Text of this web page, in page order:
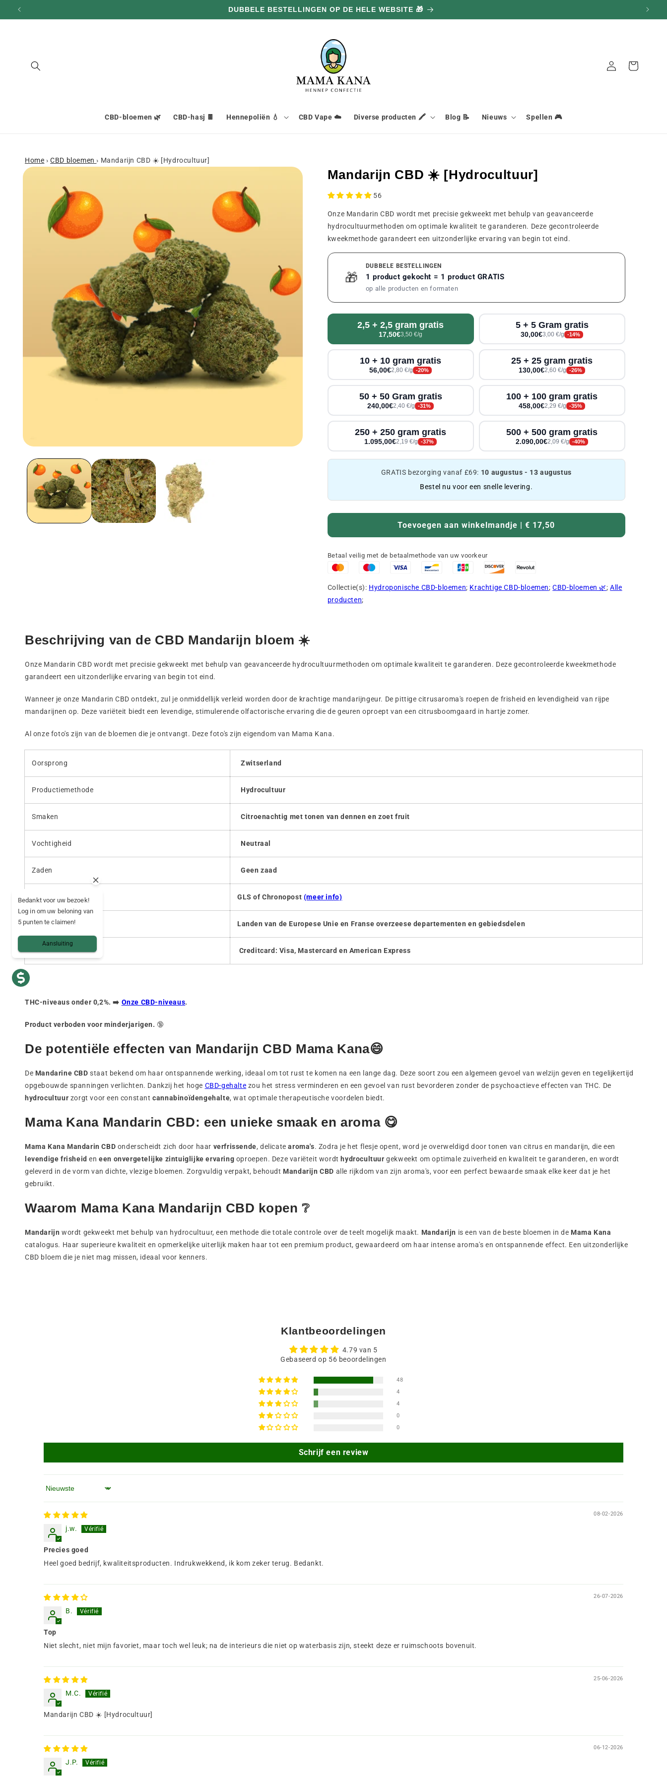
doorgaan
naar
DUBBELE BESTELLINGEN OP DE HELE WEBSITE 🎁
CBD-bloemen 🌿 CBD-hasj 🍫 Hennepoliën 💧 CBD Vape ☁️ Diverse producten 🖍️ Blog 📝 Nieuws Spellen 🎮
AansluitingMand
Home › CBD bloemen› Mandarijn CBD ☀️ [Hydrocultuur]
Ga naar
openen
modaal
venster
Mandarijn CBD ☀️ [Hydrocultuur]
56
Onze Mandarin CBD wordt met precisie gekweekt met behulp van geavanceerde
hydrocultuurmethoden om optimale kwaliteit te garanderen. Deze gecontroleerde
kweekmethode garandeert een uitzonderlijke ervaring van begin tot eind.
🎁
DUBBELE BESTELLINGEN
1 product gekocht = 1 product GRATIS
op alle producten en formaten
2,5 + 2,5 gram gratis
17,50€3,50 €/g
5 + 5 Gram gratis
30,00€3,00 €/g -14%
10 + 10 gram gratis
56,00€2,80 €/g -20%
25 + 25 gram gratis
130,00€2,60 €/g -26%
50 + 50 Gram gratis
240,00€2,40 €/g -31%
100 + 100 gram gratis
458,00€2,29 €/g -35%
250 + 250 gram gratis
1.095,00€2,19 €/g -37%
500 + 500 gram gratis
2.090,00€2,09 €/g -40%
GRATIS bezorging vanaf £69: 10 augustus - 13 augustus
Bestel nu voor een snelle levering.
Toevoegen aan winkelmandje | € 17,50
Betaal veilig met de betaalmethode van uw voorkeur
Collectie(s): Hydroponische CBD-bloemen; Krachtige CBD-bloemen;CBD-bloemen 🌿;Alle
producten;
Beschrijving van de CBD Mandarijn bloem ☀️
Onze Mandarin CBD wordt met precisie gekweekt met behulp van geavanceerde hydrocultuurmethoden om optimale kwaliteit te garanderen. Deze gecontroleerde kweekmethode
garandeert een uitzonderlijke ervaring van begin tot eind.
Wanneer je onze Mandarin CBD ontdekt, zul je onmiddellijk verleid worden door de krachtige mandarijngeur. De pittige citrusaroma's roepen de frisheid en levendigheid van rijpe
mandarijnen op. Deze variëteit biedt een levendige, stimulerende olfactorische ervaring die de geuren oproept van een citrusboomgaard in hartje zomer.
Al onze foto's zijn van de bloemen die je ontvangt. Deze foto's zijn eigendom van Mama Kana.
Oorsprong Zwitserland
Productiemethode Hydrocultuur
Smaken Citroenachtig met tonen van dennen en zoet fruit
Vochtigheid Neutraal
Zaden Geen zaad
Levering GLS of Chronopost (meer info)
Land van levering Landen van de Europese Unie en Franse overzeese departementen en gebiedsdelen
Veilige betaling Creditcard: Visa, Mastercard en American Express
THC-niveaus onder 0,2%. ➡️ Onze CBD-niveaus.
Product verboden voor minderjarigen. 🔞
De potentiële effecten van Mandarijn CBD Mama Kana😄
De Mandarine CBD staat bekend om haar ontspannende werking, ideaal om tot rust te komen na een lange dag. Deze soort zou een algemeen gevoel van welzijn geven en tegelijkertijd
opgebouwde spanningen verlichten. Dankzij het hoge CBD-gehalte zou het stress verminderen en een gevoel van rust bevorderen zonder de psychoactieve effecten van THC. De
hydrocultuur zorgt voor een constantcannabinoïdengehalte, wat optimale therapeutische voordelen biedt.
Mama Kana Mandarin CBD: een unieke smaak en aroma 😋
Mama Kana Mandarin CBD onderscheidt zich door haar verfrissende, delicatearoma's. Zodra je het flesje opent, word je overweldigd door tonen van citrus en mandarijn, die een
levendige frisheid eneen onvergetelijke zintuiglijke ervaring oproepen. Deze variëteit wordt hydrocultuur gekweekt om optimale zuiverheid en kwaliteit te garanderen, en wordt
geleverd in de vorm van dichte, vlezige bloemen. Zorgvuldig verpakt, behoudt Mandarijn CBD alle rijkdom van zijn aroma's, voor een perfect bewaarde smaak elke keer dat je het
gebruikt.
Waarom Mama Kana Mandarijn CBD kopen ❔
Mandarijn wordt gekweekt met behulp van hydrocultuur, een methode die totale controle over de teelt mogelijk maakt. Mandarijn is een van de beste bloemen in de Mama Kana
catalogus. Haar superieure kwaliteit en opmerkelijke uiterlijk maken haar tot een premium product, gewaardeerd om haar intense aroma's en ontspannende effect. Een uitzonderlijke
CBD bloem die je niet mag missen, ideaal voor kenners.
Klantbeoordelingen
4.79 van 5
Gebaseerd op 56 beoordelingen
48
4
4
0
0
Schrijf een review
Sorteren op
08-02-2026
j.w.
Precies goed
Heel goed bedrijf, kwaliteitsproducten. Indrukwekkend, ik kom zeker terug. Bedankt.
26-07-2026
B.
Top
Niet slecht, niet mijn favoriet, maar toch wel leuk; na de interieurs die niet op waterbasis zijn, steekt deze er ruimschoots bovenuit.
25-06-2026
M.C.
Mandarijn CBD ☀️ [Hydrocultuur]
06-12-2026
J.P.
Bedankt voor uw bezoek!
Log in om uw beloning van
5 punten te claimen!
Aansluiting